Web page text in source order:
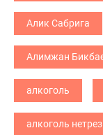
Алик Сабрига
Алимжан
алкоголь
алкоголь